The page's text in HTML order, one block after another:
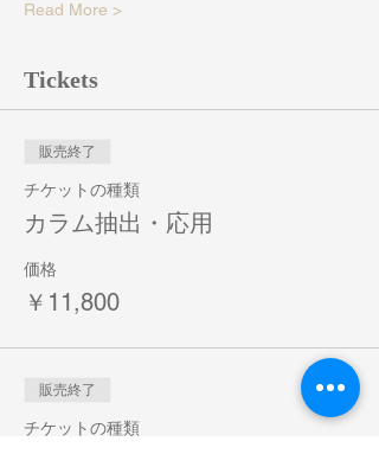
Read More >
Tickets
販売終了
チケットの種類
カラム抽出・応用
価格
￥11,800
販売終了
チケットの種類